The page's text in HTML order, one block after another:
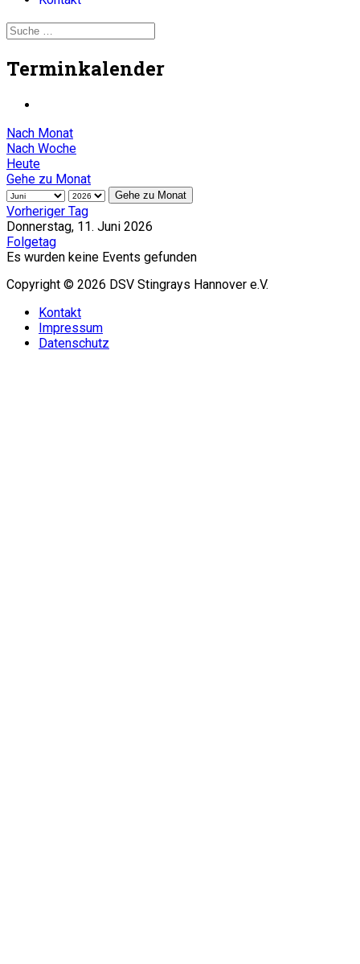
Terminkalender
Nach Monat
Nach Woche
Heute
Gehe zu Monat
Gehe zu Monat
Vorheriger Tag
Donnerstag, 11. Juni 2026
Folgetag
Es wurden keine Events gefunden
Copyright © 2026 DSV Stingrays Hannover e.V.
Kontakt
Impressum
Datenschutz